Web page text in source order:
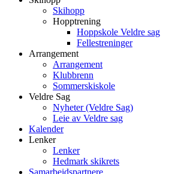
Skihopp
Hopptrening
Hoppskole Veldre sag
Fellestreninger
Arrangement
Arrangement
Klubbrenn
Sommerskiskole
Veldre Sag
Nyheter (Veldre Sag)
Leie av Veldre sag
Kalender
Lenker
Lenker
Hedmark skikrets
Samarbeidspartnere